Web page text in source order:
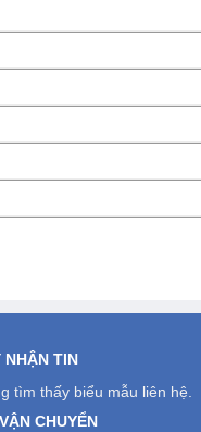
TIN
tìm thấy biểu mẫu liên hệ.
CHUYỂN